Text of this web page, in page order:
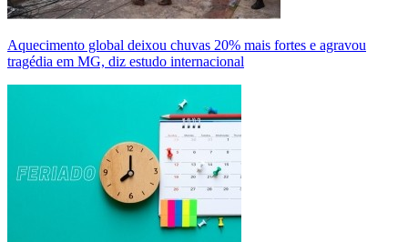
Aquecimento global deixou chuvas 20% mais fortes e agravou
tragédia em MG, diz estudo internacional